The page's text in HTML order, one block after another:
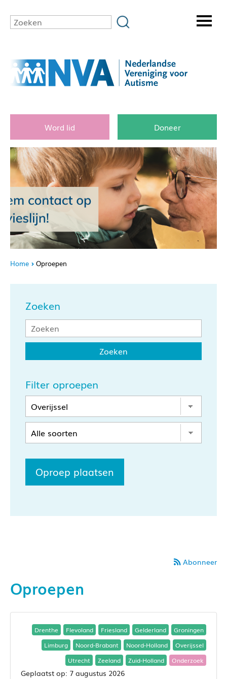
Word lid Doneer
Home Oproepen
Zoeken
Filter oproepen
Oproep plaatsen
Abonneer
Oproepen
Drenthe Flevoland Friesland Gelderland
Groningen
Limburg
Noord-Brabant Noord-Holland
Overijssel
Utrecht
Zeeland Zuid-Holland Onderzoek
7 augustus 2026